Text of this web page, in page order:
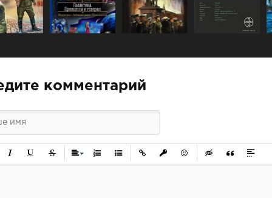
комментарий
КурсивПодчеркнутый
ЗачеркнутыйВыравнивание
Нумерованный список
Маркированный список
Вставить ссылку
Вставить защищенную
Вставить смайлик
Вставка скрытого
Вставка